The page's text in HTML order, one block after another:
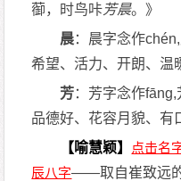
蓹，时鸟咔芳晨。》
晨：晨字念作
希望、活力、开朗、温
芳：芳字念作
品德好、花容月貌、有
【喻慧颖】
——取自崔致远